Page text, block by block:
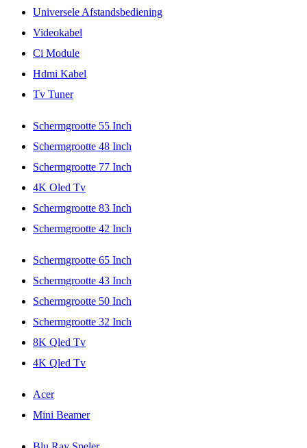
Universele Afstandsbediening
Videokabel
Ci Module
Hdmi Kabel
Tv Tuner
Schermgrootte 55 Inch
Schermgrootte 48 Inch
Schermgrootte 77 Inch
4K Oled Tv
Schermgrootte 83 Inch
Schermgrootte 42 Inch
Schermgrootte 65 Inch
Schermgrootte 43 Inch
Schermgrootte 50 Inch
Schermgrootte 32 Inch
8K Qled Tv
4K Qled Tv
Acer
Mini Beamer